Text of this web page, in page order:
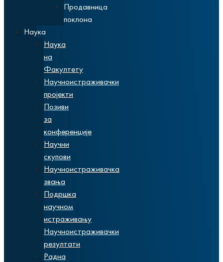
Продавница
поклона
Наука
Наука
на
Факултету
Научноистраживачки
пројекти
Позиви
за
конференције
Научни
скупови
Научноистраживачка
звања
Подршка
научном
истраживању
Научноистраживачки
резултати
Радна